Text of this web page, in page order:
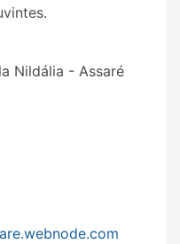
Nildália - Assaré